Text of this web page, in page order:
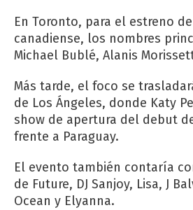
En Toronto, para el estreno
canadiense, los nombres
Michael Bublé, Alanis
Más tarde, el foco se
de Los Ángeles, donde Katy
show de apertura del debut
frente a Paraguay.
El evento también contaría
de Future, DJ Sanjoy, Lisa, J
Ocean y Elyanna.